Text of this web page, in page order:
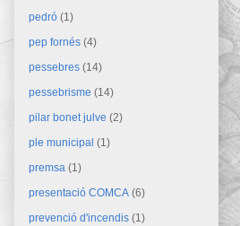
pedró (1)
pep fornés (4)
pessebres (14)
pessebrisme (14)
pilar bonet julve (2)
ple municipal (1)
premsa (1)
presentació COMCA (6)
prevenció d'incendis (1)